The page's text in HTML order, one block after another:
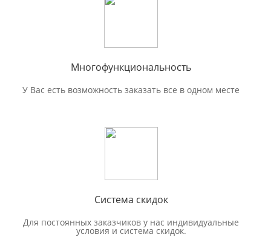
Многофункциональность
У Вас есть возможность заказать все в одном месте
Система скидок
Для постоянных заказчиков у нас индивидуальные
условия и система скидок.